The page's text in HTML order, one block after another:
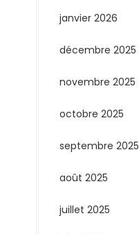
janvier 2026
décembre 2025
novembre 2025
octobre 2025
septembre 2025
août 2025
juillet 2025